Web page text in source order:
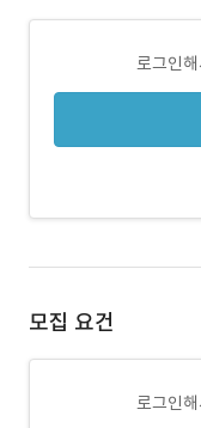
로그인
모집 요건
로그인